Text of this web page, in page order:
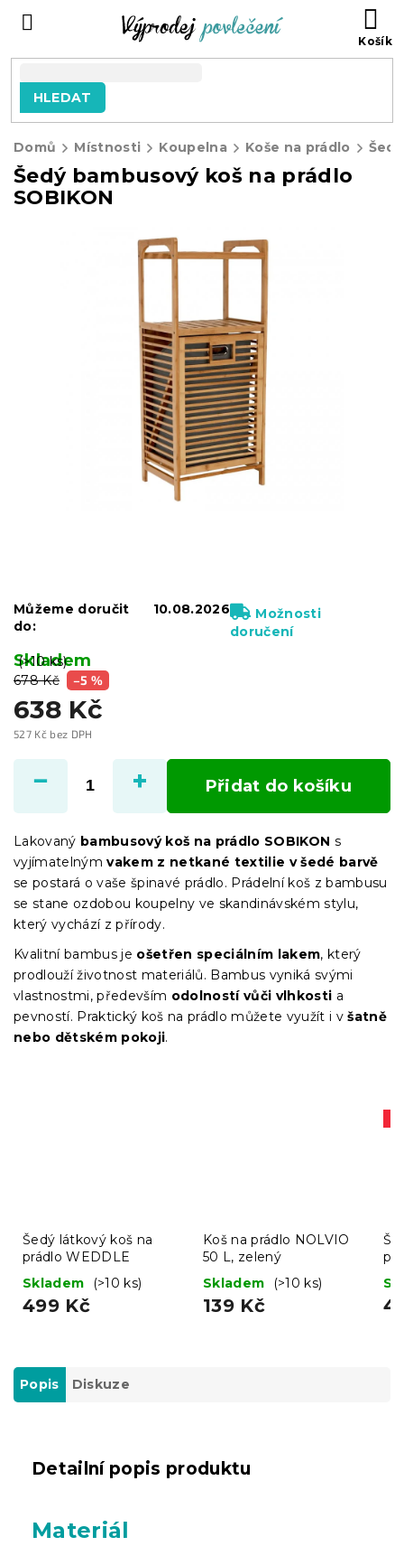
HLEDAT
Domů Místnosti Koupelna Koše na prádlo
Šedý bambusový koš na prádlo
SOBIKON
678 Kč –5 %
638 Kč
527 Kč bez DPH
cena:
Skladem
(>10 ks)
Můžeme doručit
do:
10.08.2026
Možnosti
doručení
Přidat do košíku
Lakovaný bambusový koš na prádlo SOBIKON s
vyjímatelným vakem z netkané textilie v šedé barvě
se postará o vaše špinavé prádlo. Prádelní koš z bambusu
se stane ozdobou koupelny ve skandinávském stylu,
který vychází z přírody.
Kvalitní bambus je ošetřen speciálním lakem, který
prodlouží životnost materiálů. Bambus vyniká svými
vlastnostmi, především odolností vůči vlhkosti a
pevností. Praktický koš na prádlo můžete využít i všatně
nebo dětském pokoji.
Šedý látkový koš na
prádlo WEDDLE
Skladem
(>10 ks)
499 Kč
Koš na prádlo NOLVIO
50 L, zelený
Skladem
(>10 ks)
139 Kč
Popis Diskuze
Detailní popis produktu
Materiál